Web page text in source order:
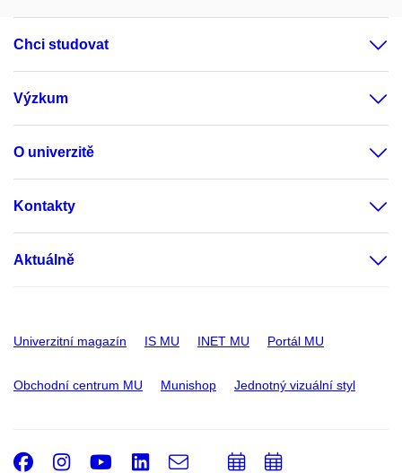
Chci studovat
Výzkum
O univerzitě
Kontakty
Aktuálně
Univerzitní magazín IS MU INET MU Portál MU
Obchodní centrum MU Munishop Jednotný vizuální styl
Facebook
Instagram
Youtube
LinkedIn
e-
PřidatPřidat